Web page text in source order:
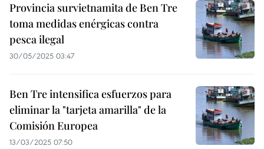
Provincia survietnamita de Ben Tre
toma medidas enérgicas contra
pesca ilegal
30/05/2025 03:47
Ben Tre intensifica esfuerzos para
eliminar la "tarjeta amarilla" de la
Comisión Europea
13/03/2025 07:50